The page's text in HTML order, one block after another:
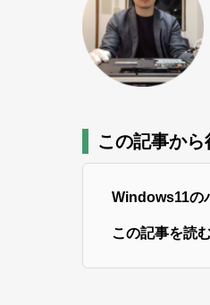
この記事か
Windows11の
この記事を読